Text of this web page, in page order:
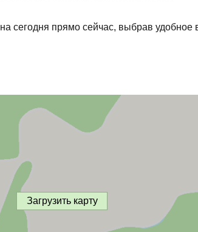
на сегодня прямо сейчас, выбрав
Загрузить карту